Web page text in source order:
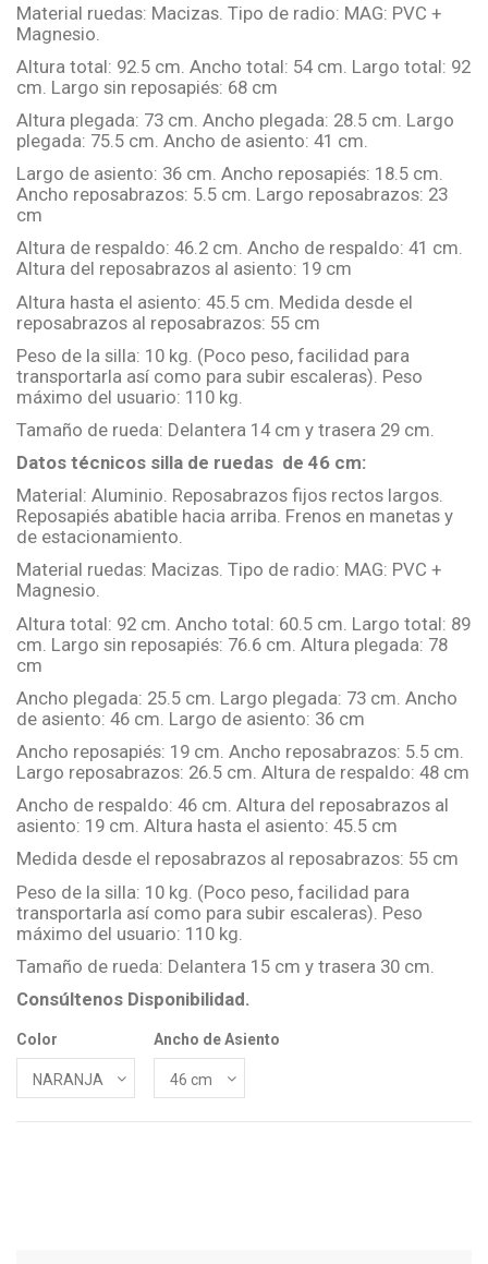
Material ruedas: Macizas. Tipo de radio: MAG: PVC +
Magnesio.
Altura total: 92.5 cm. Ancho total: 54 cm. Largo total: 92
cm. Largo sin reposapiés: 68 cm
Altura plegada: 73 cm. Ancho plegada: 28.5 cm. Largo
plegada: 75.5 cm. Ancho de asiento: 41 cm.
Largo de asiento: 36 cm. Ancho reposapiés: 18.5 cm.
Ancho reposabrazos: 5.5 cm. Largo reposabrazos: 23
cm
Altura de respaldo: 46.2 cm. Ancho de respaldo: 41 cm.
Altura del reposabrazos al asiento: 19 cm
Altura hasta el asiento: 45.5 cm. Medida desde el
reposabrazos al reposabrazos: 55 cm
Peso de la silla: 10 kg. (Poco peso, facilidad para
transportarla así como para subir escaleras). Peso
máximo del usuario: 110 kg.
Tamaño de rueda: Delantera 14 cm y trasera 29 cm.
Datos técnicos silla de ruedas de 46 cm:
Material: Aluminio. Reposabrazos fijos rectos largos.
Reposapiés abatible hacia arriba. Frenos en manetas y
de estacionamiento.
Material ruedas: Macizas. Tipo de radio: MAG: PVC +
Magnesio.
Altura total: 92 cm. Ancho total: 60.5 cm. Largo total: 89
cm. Largo sin reposapiés: 76.6 cm. Altura plegada: 78
cm
Ancho plegada: 25.5 cm. Largo plegada: 73 cm. Ancho
de asiento: 46 cm. Largo de asiento: 36 cm
Ancho reposapiés: 19 cm. Ancho reposabrazos: 5.5 cm.
Largo reposabrazos: 26.5 cm. Altura de respaldo: 48 cm
Ancho de respaldo: 46 cm. Altura del reposabrazos al
asiento: 19 cm. Altura hasta el asiento: 45.5 cm
Medida desde el reposabrazos al reposabrazos: 55 cm
Peso de la silla: 10 kg. (Poco peso, facilidad para
transportarla así como para subir escaleras). Peso
máximo del usuario: 110 kg.
Tamaño de rueda: Delantera 15 cm y trasera 30 cm.
Consúltenos Disponibilidad.
Color Ancho de Asiento